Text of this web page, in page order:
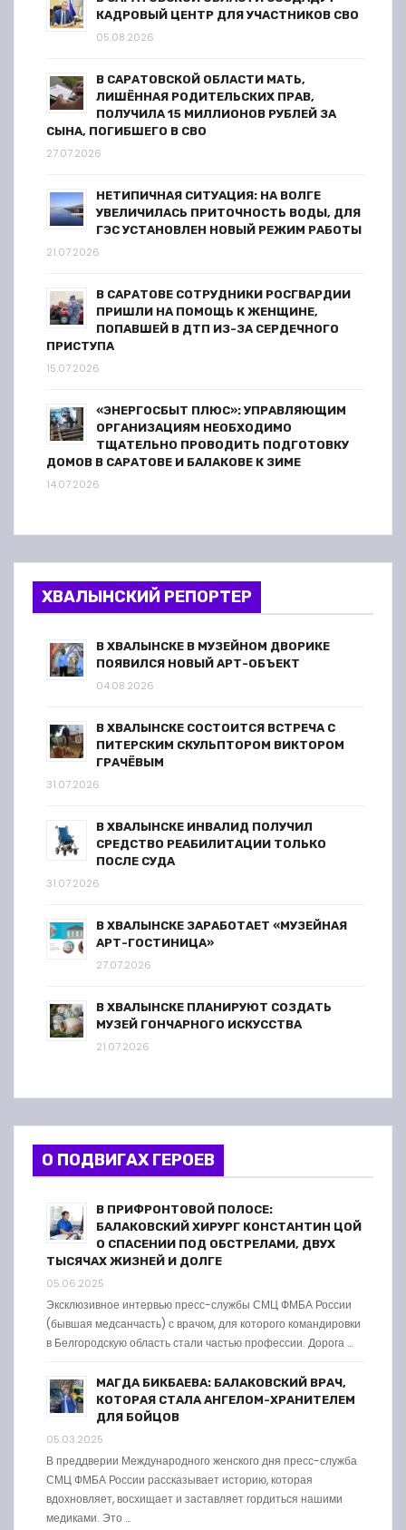
КАДРОВЫЙ ЦЕНТР ДЛЯ УЧАСТНИКОВ СВО
05.08.2026
В САРАТОВСКОЙ ОБЛАСТИ МАТЬ,
ЛИШЁННАЯ РОДИТЕЛЬСКИХ ПРАВ,
ПОЛУЧИЛА 15 МИЛЛИОНОВ РУБЛЕЙ ЗА
СЫНА, ПОГИБШЕГО В СВО
27.07.2026
НЕТИПИЧНАЯ СИТУАЦИЯ: НА ВОЛГЕ
УВЕЛИЧИЛАСЬ ПРИТОЧНОСТЬ ВОДЫ, ДЛЯ
ГЭС УСТАНОВЛЕН НОВЫЙ РЕЖИМ РАБОТЫ
21.07.2026
В САРАТОВЕ СОТРУДНИКИ РОСГВАРДИИ
ПРИШЛИ НА ПОМОЩЬ К ЖЕНЩИНЕ,
ПОПАВШЕЙ В ДТП ИЗ-ЗА СЕРДЕЧНОГО
ПРИСТУПА
15.07.2026
«ЭНЕРГОСБЫТ ПЛЮС»: УПРАВЛЯЮЩИМ
ОРГАНИЗАЦИЯМ НЕОБХОДИМО
ТЩАТЕЛЬНО ПРОВОДИТЬ ПОДГОТОВКУ
ДОМОВ В САРАТОВЕ И БАЛАКОВЕ К ЗИМЕ
14.07.2026
ХВАЛЫНСКИЙ РЕПОРТЕР
В ХВАЛЫНСКЕ В МУЗЕЙНОМ ДВОРИКЕ
ПОЯВИЛСЯ НОВЫЙ АРТ-ОБЪЕКТ
04.08.2026
В ХВАЛЫНСКЕ СОСТОИТСЯ ВСТРЕЧА С
ПИТЕРСКИМ СКУЛЬПТОРОМ ВИКТОРОМ
ГРАЧЁВЫМ
31.07.2026
В ХВАЛЫНСКЕ ИНВАЛИД ПОЛУЧИЛ
СРЕДСТВО РЕАБИЛИТАЦИИ ТОЛЬКО
ПОСЛЕ СУДА
31.07.2026
В ХВАЛЫНСКЕ ЗАРАБОТАЕТ «МУЗЕЙНАЯ
АРТ-ГОСТИНИЦА»
27.07.2026
В ХВАЛЫНСКЕ ПЛАНИРУЮТ СОЗДАТЬ
МУЗЕЙ ГОНЧАРНОГО ИСКУССТВА
21.07.2026
О ПОДВИГАХ ГЕРОЕВ
В ПРИФРОНТОВОЙ ПОЛОСЕ:
БАЛАКОВСКИЙ ХИРУРГ КОНСТАНТИН ЦОЙ
О СПАСЕНИИ ПОД ОБСТРЕЛАМИ, ДВУХ
ТЫСЯЧАХ ЖИЗНЕЙ И ДОЛГЕ
05.06.2025
Эксклюзивное интервью пресс-службы СМЦ ФМБА России
(бывшая медсанчасть) с врачом, для которого командировки
в Белгородскую область стали частью профессии. Дорога …
МАГДА БИКБАЕВА: БАЛАКОВСКИЙ ВРАЧ,
КОТОРАЯ СТАЛА АНГЕЛОМ-ХРАНИТЕЛЕМ
ДЛЯ БОЙЦОВ
05.03.2025
В преддверии Международного женского дня пресс-служба
СМЦ ФМБА России рассказывает историю, которая
вдохновляет, восхищает и заставляет гордиться нашими
медиками. Это …